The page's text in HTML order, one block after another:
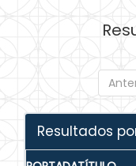
Resultados